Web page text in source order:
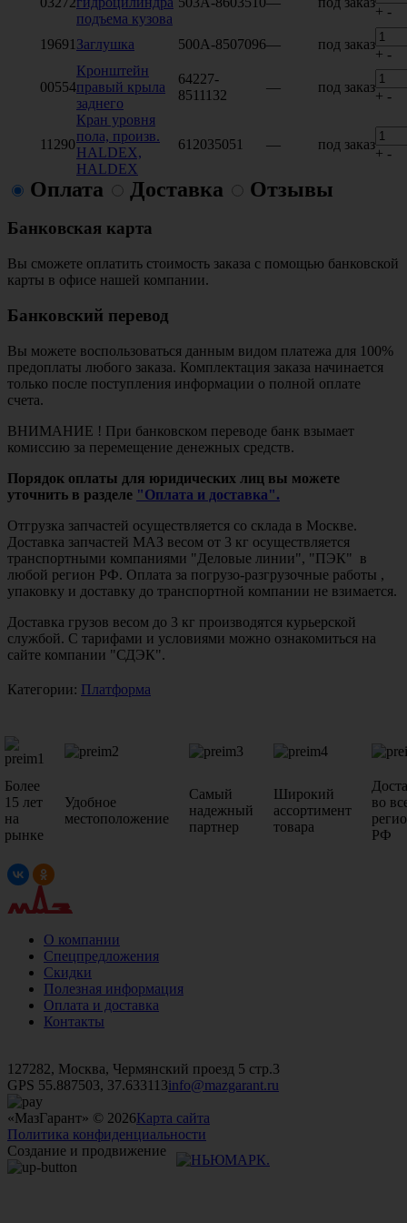
подъема кузова
+ -
19691 Заглушка 500А-8507096— под заказ
+ -
00554
Кронштейн
правый крыла
заднего
64227-
8511132
— под заказ
+ -
11290
Кран уровня
пола, произв.
HALDEX,
HALDEX
612035051 — под заказ
+ -
Оплата Доставка Отзывы
Банковская карта
Вы сможете оплатить стоимость заказа с помощью банковской
карты в офисе нашей компании.
Банковский перевод
Вы можете воспользоваться данным видом платежа для 100%
предоплаты любого заказа. Комплектация заказа начинается
только после поступления информации о полной оплате
счета.
ВНИМАНИЕ ! При банковском переводе банк взымает
комиссию за перемещение денежных средств.
Порядок оплаты для юридических лиц вы можете
уточнить в разделе "Оплата и доставка".
Отгрузка запчастей осуществляется со склада в Москве.
Доставка запчастей МАЗ весом от 3 кг осуществляется
транспортными компаниями "Деловые линии", "ПЭК" в
любой регион РФ. Оплата за погрузо-разгрузочные работы ,
упаковку и доставку до транспортной компании не взимается.
Доставка грузов весом до 3 кг производятся курьерской
службой. С тарифами и условиями можно ознакомиться на
сайте компании "СДЭК".
Категории: Платформа
Более
15 лет
на
рынке
Удобное
местоположение
Самый
надежный
партнер
Широкий
ассортимент
товара
во
РФ
О компании
Спецпредложения
Скидки
Полезная информация
Оплата и доставка
Контакты
127282, Москва, Чермянский проезд 5 стр.3
GPS 55.887503, 37.633113info@mazgarant.ru
«МазГарант» © 2026Карта сайта
Политика конфиденциальности
Создание и продвижение